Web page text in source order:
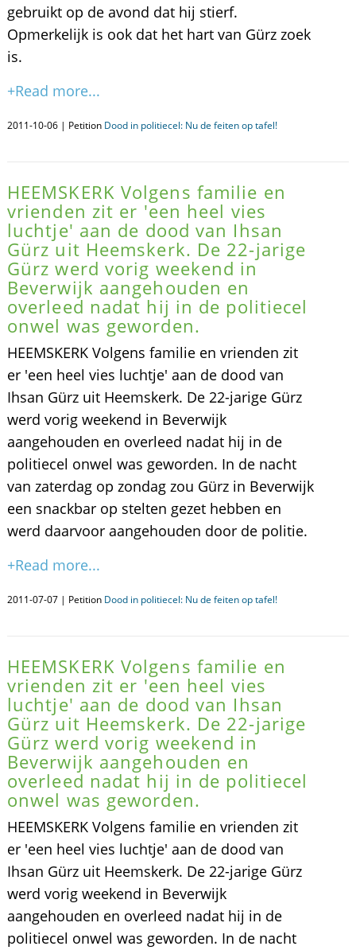
gebruikt op de avond dat hij stierf.
Opmerkelijk is ook dat het hart van Gürz zoek
is.
+Read more...
2011-10-06 | Petition Dood in politiecel: Nu de feiten op tafel!
HEEMSKERK Volgens familie en
vrienden zit er 'een heel vies
luchtje' aan de dood van Ihsan
Gürz uit Heemskerk. De 22-jarige
Gürz werd vorig weekend in
Beverwijk aangehouden en
overleed nadat hij in de politiecel
onwel was geworden.
HEEMSKERK Volgens familie en vrienden zit
er 'een heel vies luchtje' aan de dood van
Ihsan Gürz uit Heemskerk. De 22-jarige Gürz
werd vorig weekend in Beverwijk
aangehouden en overleed nadat hij in de
politiecel onwel was geworden. In de nacht
van zaterdag op zondag zou Gürz in Beverwijk
een snackbar op stelten gezet hebben en
werd daarvoor aangehouden door de politie.
+Read more...
2011-07-07 | Petition Dood in politiecel: Nu de feiten op tafel!
HEEMSKERK Volgens familie en
vrienden zit er 'een heel vies
luchtje' aan de dood van Ihsan
Gürz uit Heemskerk. De 22-jarige
Gürz werd vorig weekend in
Beverwijk aangehouden en
overleed nadat hij in de politiecel
onwel was geworden.
HEEMSKERK Volgens familie en vrienden zit
er 'een heel vies luchtje' aan de dood van
Ihsan Gürz uit Heemskerk. De 22-jarige Gürz
werd vorig weekend in Beverwijk
aangehouden en overleed nadat hij in de
politiecel onwel was geworden. In de nacht